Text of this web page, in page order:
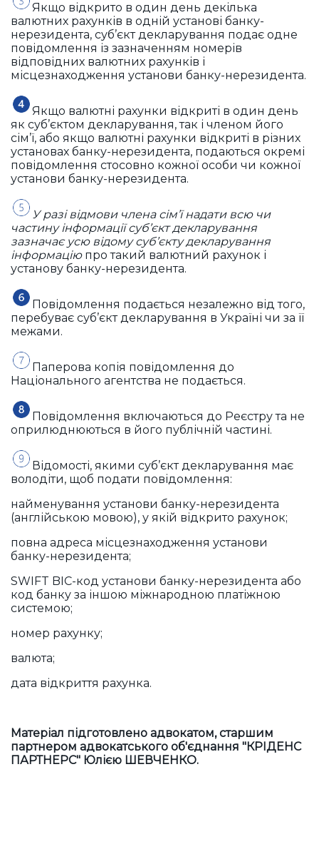
Якщо відкрито в один день декілька
валютних рахунків в одній установі банку-
нерезидента, суб’єкт декларування подає одне
повідомлення із зазначенням номерів
відповідних валютних рахунків і
місцезнаходження установи банку-нерезидента.
Якщо валютні рахунки відкриті в один день
як суб’єктом декларування, так і членом його
сім’ї, або якщо валютні рахунки відкриті в різних
установах банку-нерезидента, подаються окремі
повідомлення стосовно кожної особи чи кожної
установи банку-нерезидента.
У разі відмови члена сім’ї надати всю чи
частину інформації суб’єкт декларування
зазначає усю відому суб’єкту декларування
інформацію про такий валютний рахунок і
установу банку-нерезидента.
Повідомлення подається незалежно від того,
перебуває суб’єкт декларування в Україні чи за її
межами.
Паперова копія повідомлення до
Національного агентства не подається.
Повідомлення включаються до Реєстру та не
оприлюднюються в його публічній частині.
Відомості, якими суб’єкт декларування має
володіти, щоб подати повідомлення:
найменування установи банку-нерезидента
(англійською мовою), у якій відкрито рахунок;
повна адреса місцезнаходження установи
банку-нерезидента;
SWIFT BIC-код установи банку-нерезидента або
код банку за іншою міжнародною платіжною
системою;
номер рахунку;
валюта;
дата відкриття рахунка.
Матеріал підготовлено адвокатом, старшим
партнером адвокатського об'єднання "КРІДЕНС
ПАРТНЕРС" Юлією ШЕВЧЕНКО.